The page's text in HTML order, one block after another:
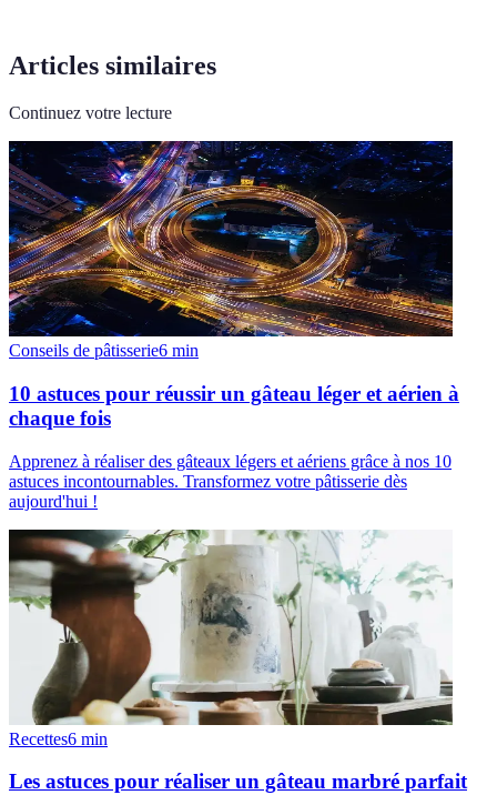
Articles similaires
Continuez votre lecture
Conseils de pâtisserie6 min
10 astuces pour réussir un gâteau léger et aérien à
chaque fois
Apprenez à réaliser des gâteaux légers et aériens grâce à nos 10
astuces incontournables. Transformez votre pâtisserie dès
aujourd'hui !
Recettes6 min
Les astuces pour réaliser un gâteau marbré parfait